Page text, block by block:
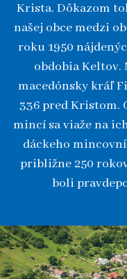
Krista. Dôkazom
našej obce medzi
roku 1950
obdobia Keltov.
macedónsky kráľ
336 pred Kristom.
mincí sa viaže na
dáckeho
približne 250
boli